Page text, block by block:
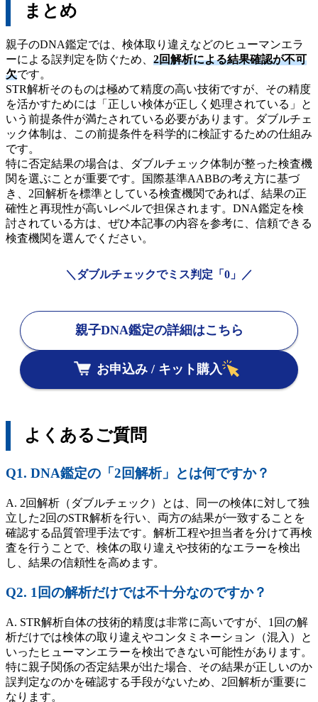
まとめ
親子のDNA鑑定では、検体取り違えなどのヒューマンエラ
ーによる誤判定を防ぐため、 2回解析による結果確認が不可
欠です。
STR解析そのものは極めて精度の高い技術ですが、その精度
を活かすためには「正しい検体が正しく処理されている」と
いう前提条件が満たされている必要があります。ダブルチェ
ック体制は、この前提条件を科学的に検証するための仕組み
です。
特に否定結果の場合は、ダブルチェック体制が整った検査機
関を選ぶことが重要です。国際基準AABBの考え方に基づ
き、2回解析を標準としている検査機関であれば、結果の正
確性と再現性が高いレベルで担保されます。DNA鑑定を検
討されている方は、ぜひ本記事の内容を参考に、信頼できる
検査機関を選んでください。
＼ダブルチェックでミス判定「0」／
親子DNA鑑定の詳細はこちら
お申込み / キット購入
よくあるご質問
Q1. DNA鑑定の「2回解析」とは何ですか？
A. 2回解析（ダブルチェック）とは、同一の検体に対して独
立した2回のSTR解析を行い、両方の結果が一致することを
確認する品質管理手法です。解析工程や担当者を分けて再検
査を行うことで、検体の取り違えや技術的なエラーを検出
し、結果の信頼性を高めます。
Q2. 1回の解析だけでは不十分なのですか？
A. STR解析自体の技術的精度は非常に高いですが、1回の解
析だけでは検体の取り違えやコンタミネーション（混入）と
いったヒューマンエラーを検出できない可能性があります。
特に親子関係の否定結果が出た場合、その結果が正しいのか
誤判定なのかを確認する手段がないため、2回解析が重要に
なります。